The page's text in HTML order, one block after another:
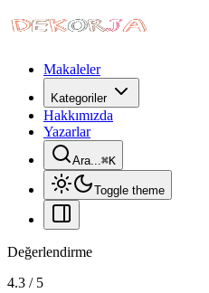
Makaleler
Kategoriler
Hakkımızda
Yazarlar
Ara...⌘K
Toggle theme
Değerlendirme
4.3 / 5